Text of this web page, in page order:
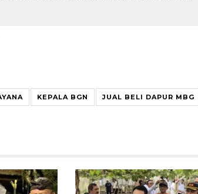
KEPALA BGN JUAL BELI DAPUR MBG